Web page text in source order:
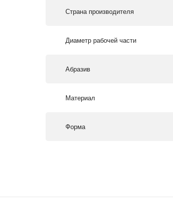
Страна производителя
Диаметр рабочей части
Абразив
Материал
Форма